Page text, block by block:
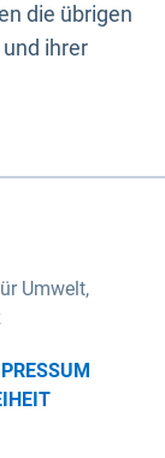
die übrigen
ihrer
Umwelt,